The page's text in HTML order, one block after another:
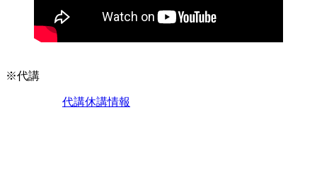
※代講
代講休講情報